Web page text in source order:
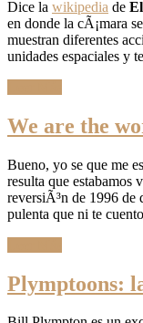
Dice la wikipedia de El
en donde la cÃ¡mara
muestran diferentes
unidades espaciales y
We are the
Bueno, yo se que me
resulta que
reversiÃ³n de 1996
pulenta que ni te
Plymptoons: